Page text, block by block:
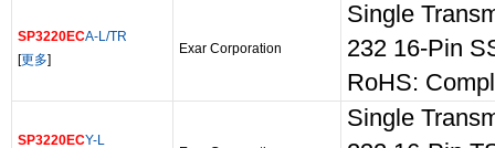
SP3220ECA-L/TR
[更多]
Exar Corporation
Single
232 16-Pin
RoHS:
SP3220ECY-L
Single